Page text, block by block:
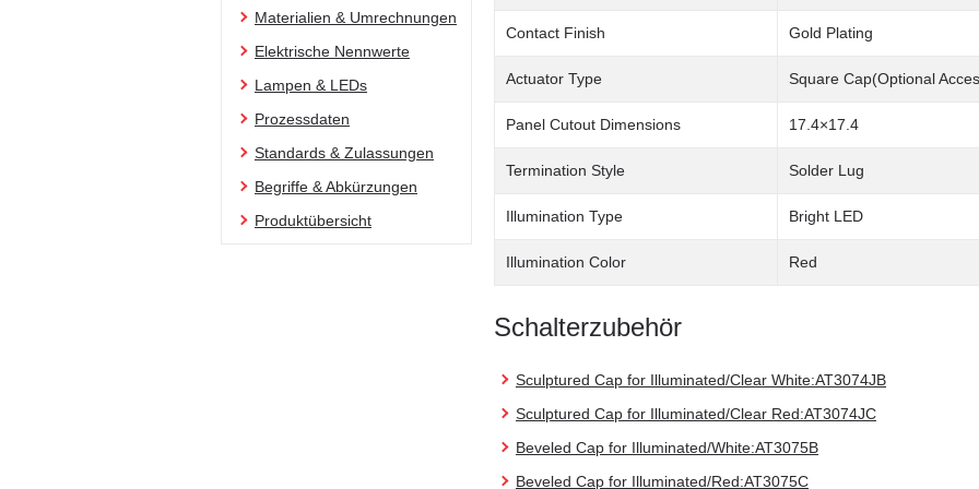
Materialien & Umrechnungen
Elektrische Nennwerte
Lampen & LEDs
Prozessdaten
Standards & Zulassungen
Begriffe & Abkürzungen
Produktübersicht
Contact Finish Gold Plating
Actuator Type Square Cap(Optional
Panel Cutout Dimensions 17.4×17.4
Termination Style Solder Lug
Illumination Type Bright LED
Illumination Color Red
Schalterzubehör
Sculptured Cap for Illuminated/Clear White:AT3074JB
Sculptured Cap for Illuminated/Clear Red:AT3074JC
Beveled Cap for Illuminated/White:AT3075B
Beveled Cap for Illuminated/Red:AT3075C